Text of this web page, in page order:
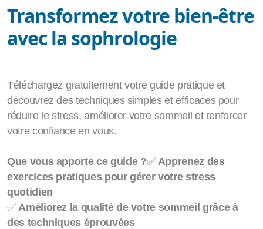
Transformez votre bien-être
avec la sophrologie
Téléchargez gratuitement votre guide pratique et
découvrez des techniques simples et efficaces pour
réduire le stress, améliorer votre sommeil et renforcer
votre confiance en vous.
Que vous apporte ce guide ?✅ Apprenez des
exercices pratiques pour gérer votre stress
quotidien
✅Améliorez la qualité de votre sommeil grâce à
des techniques éprouvées
EMDR
Apprendre la pleine conscience
EFT